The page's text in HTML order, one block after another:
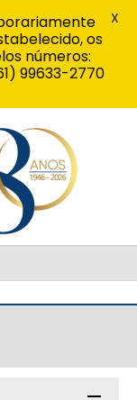
os
números:
99633-2770
X